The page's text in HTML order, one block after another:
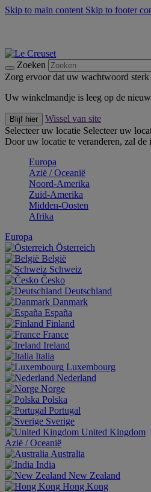
Skip to main content Skip to footer
Zoeken
Zorg ervoor dat uw wachtwoord sterk
Uw winkelmandje is leeg op de
Blijf hier
Wissel van site
Selecteer uw locatie Selecteer uw
Door uw locatie te veranderen, zal
Europa
Aziё / Oceaniё
Noord-Amerika
Zuid-Amerika
Midden-Oosten
Afrika
Europa
Österreich
België
Schweiz
Česko
Deutschland
Danmark
España
Finland
France
Ireland
Italia
Luxembourg
Nederland
Norge
Polska
Portugal
Sverige
United Kingdom
Aziё / Oceaniё
Australia
India
New Zealand
Hong Kong